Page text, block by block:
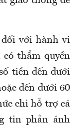
đối với hành vi
thẩm quyền
tiền đến dưới
đến dưới 60
chi hỗ trợ cá
tin phản ánh